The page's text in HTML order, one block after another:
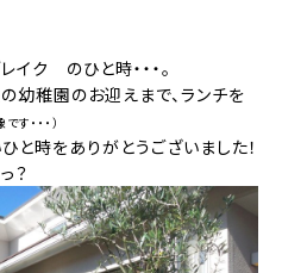
ク のひと時・・・。
幼稚園のお迎えまで、ランチを
す・・・）
と時をありがとうございました！
？